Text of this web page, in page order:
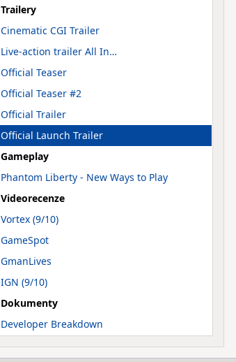
Trailery
Cinematic CGI Trailer
Live-action trailer All In…
Official Teaser
Official Teaser #2
Official Trailer
Official Launch Trailer
Gameplay
Phantom Liberty - New Ways to Play
Videorecenze
Vortex (9/10)
GameSpot
GmanLives
IGN (9/10)
Dokumenty
Developer Breakdown